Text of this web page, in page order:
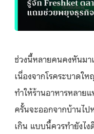
ช่วงนี้หลายคนคงหันมา
เนื่องจากโรคระบาดใ
ทำให้ร้านอาหารหลาย
ครั้นจะออกจากบ้านไป
เกิน แบบนี้ควรทำยังไง